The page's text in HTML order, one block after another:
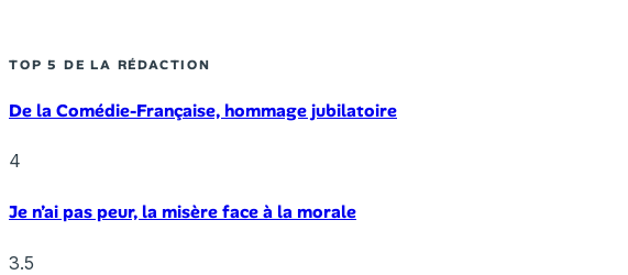
TOP 5 DE LA RÉDACTION
De la Comédie-Française, hommage jubilatoire
4
Je n’ai pas peur, la misère face à la morale
3.5